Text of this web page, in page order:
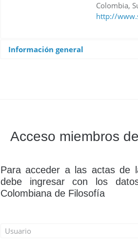
Colombia,
http://
Información general
Acceso miembros
Para acceder a las actas de
debe ingresar con los
Colombiana de Filosofía